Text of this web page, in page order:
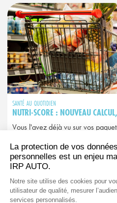
SANTÉ AU QUOTIDIEN
NUTRI-SCORE : NOUVEAU
Vous l'avez déjà vu sur vos
vos plats préparés. Ce petit logo
rouge, c'est le Nutri-Score. Mais
changé et avec lui, peut-être vos